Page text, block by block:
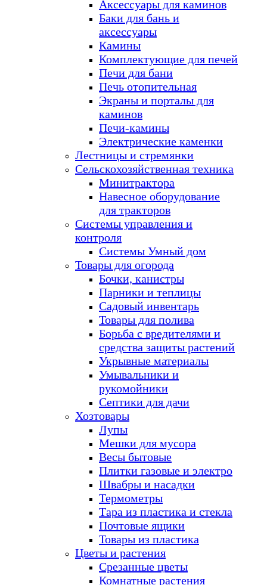
Аксессуары для каминов
Баки для бань и
аксессуары
Камины
Комплектующие для печей
Печи для бани
Печь отопительная
Экраны и порталы для
каминов
Печи-камины
Электрические каменки
Лестницы и стремянки
Сельскохозяйственная техника
Минитрактора
Навесное оборудование
для тракторов
Системы управления и
контроля
Системы Умный дом
Товары для огорода
Бочки, канистры
Парники и теплицы
Садовый инвентарь
Товары для полива
Борьба с вредителями и
средства защиты растений
Укрывные материалы
Умывальники и
рукомойники
Септики для дачи
Хозтовары
Лупы
Мешки для мусора
Весы бытовые
Плитки газовые и электро
Швабры и насадки
Термометры
Тара из пластика и стекла
Почтовые ящики
Товары из пластика
Цветы и растения
Срезанные цветы
Комнатные растения